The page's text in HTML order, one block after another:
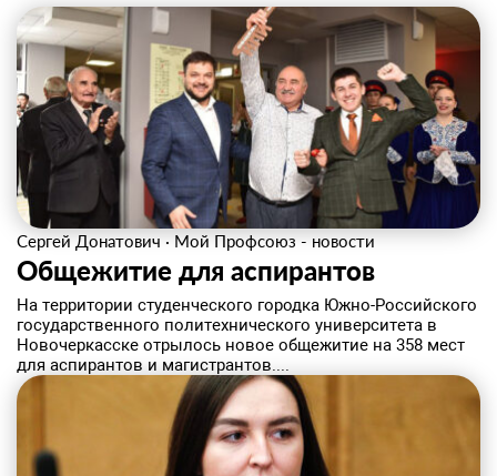
Сергей Донатович · Мой Профсоюз - новости
Общежитие для аспирантов
На территории студенческого городка Южно-Российского
государственного политехнического университета в
Новочеркасске отрылось новое общежитие на 358 мест
для аспирантов и магистрантов....